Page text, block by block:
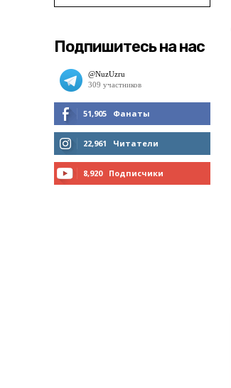
Подпишитесь на нас
51,905 Фанаты
МНЕ НРАВИТСЯ
22,961 Читатели
8,920 Подписчики